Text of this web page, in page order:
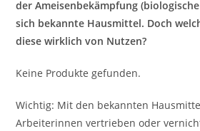
der Ameisenbekämpfung
sich bekannte Hausmittel. Doch
diese wirklich von Nutzen?
Keine Produkte gefunden.
Wichtig: Mit den bekannten
Arbeiterinnen vertrieben oder